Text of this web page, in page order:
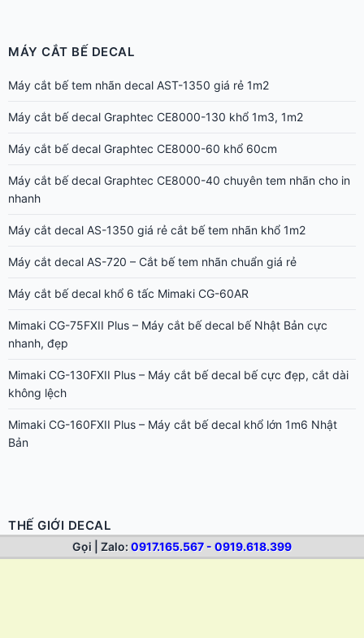
Gọi | Zalo:0917.165.567 - 0919.618.399
MÁY CẮT BẾ DECAL
Máy cắt bế tem nhãn decal AST-1350 giá rẻ 1m2
Máy cắt bế decal Graphtec CE8000-130 khổ 1m3, 1m2
Máy cắt bế decal Graphtec CE8000-60 khổ 60cm
Máy cắt bế decal Graphtec CE8000-40 chuyên tem nhãn cho in
nhanh
Máy cắt decal AS-1350 giá rẻ cắt bế tem nhãn khổ 1m2
Máy cắt decal AS-720 – Cắt bế tem nhãn chuẩn giá rẻ
Máy cắt bế decal khổ 6 tấc Mimaki CG-60AR
Mimaki CG-75FXII Plus – Máy cắt bế decal bế Nhật Bản cực
nhanh, đẹp
Mimaki CG-130FXII Plus – Máy cắt bế decal bế cực đẹp, cắt dài
không lệch
Mimaki CG-160FXII Plus – Máy cắt bế decal khổ lớn 1m6 Nhật
Bản
THẾ GIỚI DECAL
Dịch Vụ In Decal Lưới Giá Rẻ Màu Đẹp Lấy Nhanh Tại Bình Thạnh